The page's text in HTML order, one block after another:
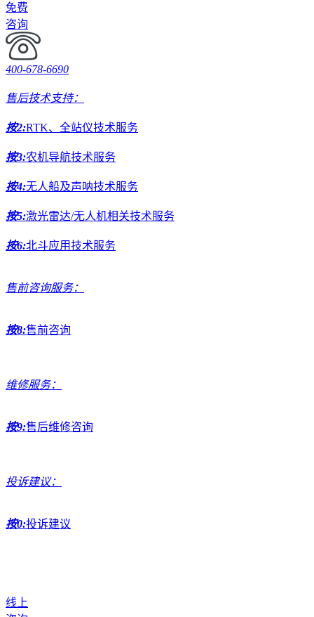
免费
咨询
400-678-6690
售后技术支持：
按2:RTK、全站仪技术服务
按3:农机导航技术服务
按4:无人船及声呐技术服务
按5:激光雷达/无人机相关技术服务
按6:北斗应用技术服务
售前咨询服务：
按8:售前咨询
维修服务：
按9:售后维修咨询
投诉建议：
按0:投诉建议
线上